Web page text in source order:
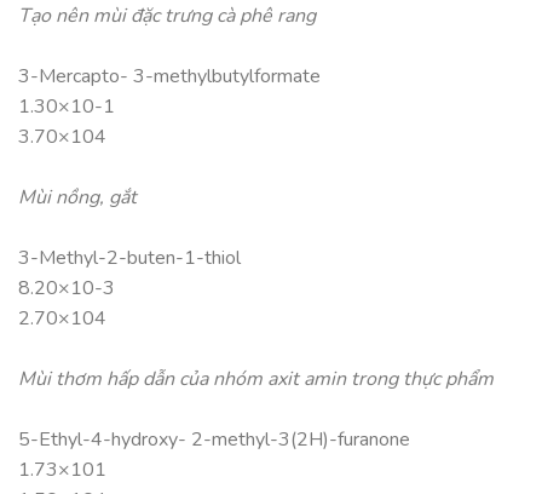
Tạo nên mùi đặc trưng cà phê rang
3-Mercapto- 3-methylbutylformate
1.30×10-1
3.70×104
Mùi nồng, gắt
3-Methyl-2-buten-1-thiol
8.20×10-3
2.70×104
Mùi thơm hấp dẫn của nhóm axit amin trong thực phẩm
5-Ethyl-4-hydroxy- 2-methyl-3(2H)-furanone
1.73×101